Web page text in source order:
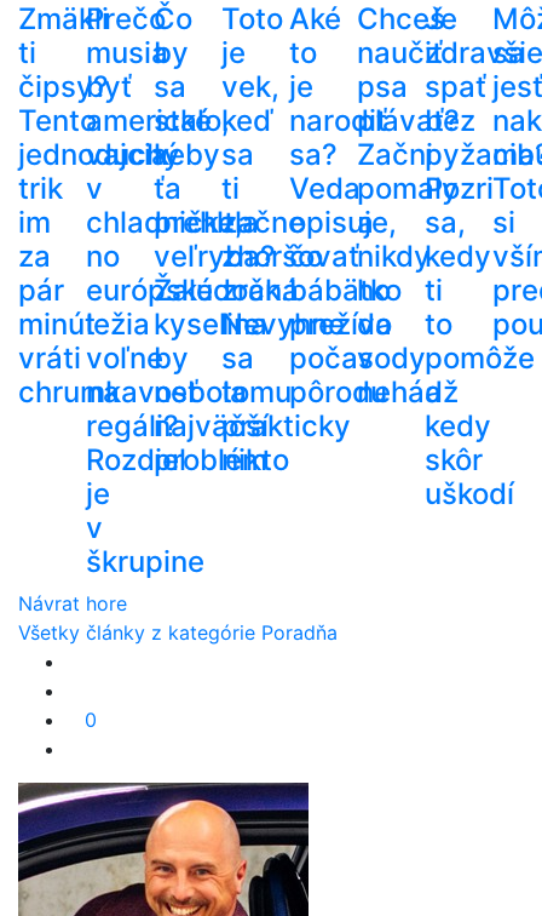
Zmäkli
ti
čipsy?
Tento
jednoduchý
trik
im
za
pár
minút
vráti
chrumkavosť
Prečo
musia
byť
americké
vajcia
v
chladničke,
no
európske
ležia
voľne
na
regáli?
Rozdiel
je
v
škrupine
Čo
by
sa
stalo,
keby
ťa
prehltla
veľryba?
Žalúdočná
kyselina
by
nebola
najväčší
problém
Toto
je
vek,
keď
sa
ti
začne
zhoršovať
zrak.
Nevyhne
sa
tomu
prakticky
nikto
Aké
to
je
narodiť
sa?
Veda
opisuje,
čo
bábätko
prežíva
počas
pôrodu
Chceš
naučiť
psa
plávať?
Začni
pomaly
a
nikdy
ho
do
vody
nehádž
Je
zdravšie
spať
bez
Pozri
sa,
kedy
ti
to
pomôže
a
kedy
skôr
uškodí
sa
jesť
si
Návrat hore
Všetky články z kategórie Poradňa
0